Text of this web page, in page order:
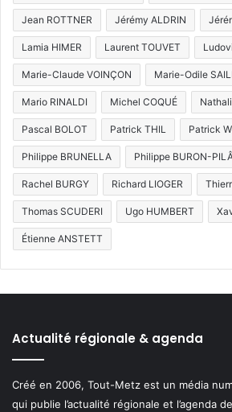
Jean ROTTNER Jérémy ALDRIN
Lamia HIMER Laurent TOUVET
Marie-Claude VOINÇON Marie-Odile
Mario RINALDI Michel COQUÉ
Pascal BOLOT Patrick THIL Patrick
Philippe BRUNELLA Philippe BURON-
Rachel BURGY Richard LIOGER
Thomas SCUDERI Ugo HUMBERT
Étienne ANSTETT
Actualité régionale & agenda
Créé en 2006, Tout-Metz est un média
qui publie l’actualité régionale et l’agenda